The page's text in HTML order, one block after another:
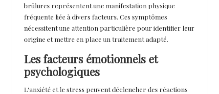
brûlures représentent une manifestation physique
fréquente liée à divers facteurs. Ces symptômes
nécessitent une attention particulière pour identifier leur
origine et mettre en place un traitement adapté.
Les facteurs émotionnels et
psychologiques
L'anxiété et le stress peuvent déclencher des réactions